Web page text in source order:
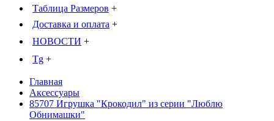
Таблица Размеров +
Доставка и оплата +
НОВОСТИ +
Tg +
Главная
Аксессуары
85707 Игрушка "Крокодил" из серии "Люблю
Обнимашки"